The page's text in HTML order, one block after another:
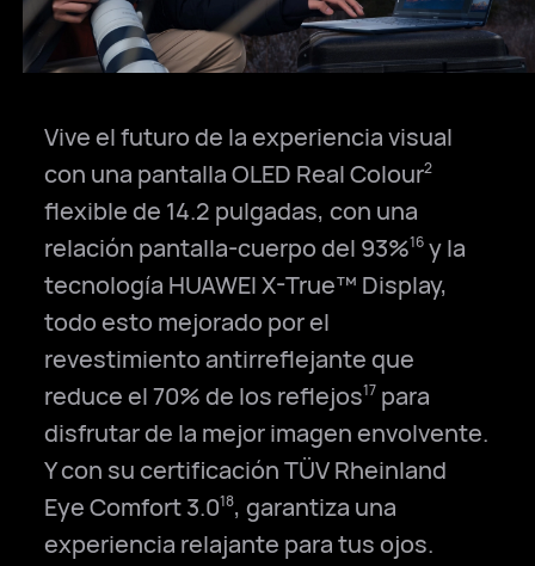
Vive el futuro de la experiencia visual
con una pantalla OLED Real Colour2
flexible de 14.2 pulgadas, con una
relación pantalla-cuerpo del 93%16 y la
tecnología HUAWEI X-True™ Display,
todo esto mejorado por el
revestimiento antirreflejante que
reduce el 70% de los reflejos17 para
disfrutar de la mejor imagen envolvente.
Y con su certificación TÜV Rheinland
Eye Comfort 3.018, garantiza una
experiencia relajante para tus ojos.